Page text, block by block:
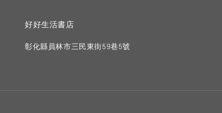
好好生活書店
彰化縣員林市三民東街59巷5號